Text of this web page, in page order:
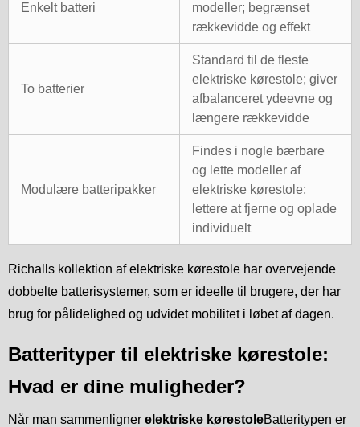
Enkelt batteri
modeller; begrænset
rækkevidde og effekt
To batterier
Standard til de fleste
elektriske kørestole; giver
afbalanceret ydeevne og
længere rækkevidde
Modulære batteripakker
Findes i nogle bærbare
og lette modeller af
elektriske kørestole;
lettere at fjerne og oplade
individuelt
Richalls kollektion af elektriske kørestole har overvejende
dobbelte batterisystemer, som er ideelle til brugere, der har
brug for pålidelighed og udvidet mobilitet i løbet af dagen.
Batterityper til elektriske kørestole:
Hvad er dine muligheder?
Når man sammenligner elektriske kørestoleBatteritypen er